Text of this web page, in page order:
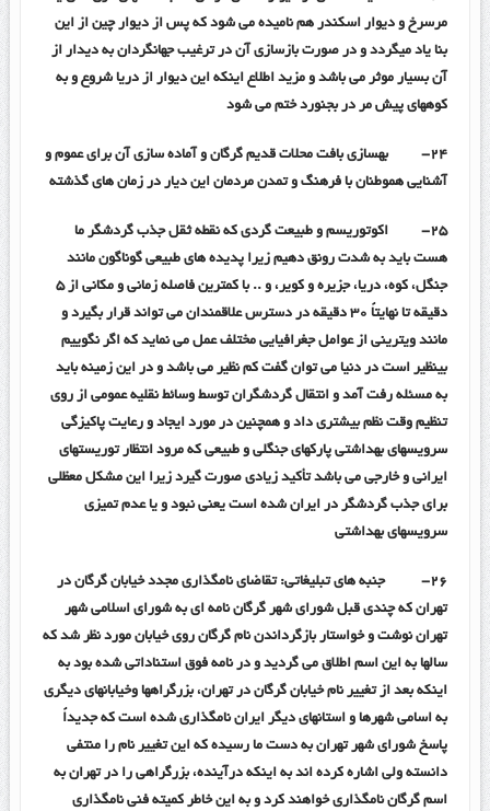
مرسرخ و دیوار اسکندر هم نامیده می شود که پس از دیوار چین از این
بنا یاد میگردد و در صورت بازسازی آن در ترغیب جهانگردان به دیدار از
آن بسیار موثر می باشد و مزید اطلاع اینکه این دیوار از دریا شروع و به
کوههای پیش مر در بجنورد ختم می شود
۲۴-
بهسازی بافت محلات قدیم گرگان و آماده سازی آن برای عموم و
آشنایی هموطنان با فرهنگ و تمدن مردمان این دیار در زمان های گذشته
۲۵-
اکوتوریسم و طبیعت گردی که نقطه ثقل جذب گردشگر ما
هست باید به شدت رونق دهیم زیرا پدیده های طبیعی گوناگون مانند
جنگل، کوه، دریا، جزیره و کویر، و .. با کمترین فاصله زمانی و مکانی از ۵
دقیقه تا نهایتاً ۳۰ دقیقه در دسترس علاقمندان می تواند قرار بگیرد و
مانند ویترینی از عوامل جغرافیایی مختلف عمل می نماید که اگر نگوییم
بینظیر است در دنیا می توان گفت کم نظیر می باشد و در این زمینه باید
به مسئله رفت آمد و انتقال گردشگران توسط وسائط نقلیه عمومی از روی
تنظیم وقت نظم بیشتری داد و همچنین در مورد ایجاد و رعایت پاکیزگی
سرویسهای بهداشتی پارکهای جنگلی و طبیعی که مرود انتظار توریستهای
ایرانی و خارجی می باشد تأکید زیادی صورت گیرد زیرا این مشکل معظلی
برای جذب گردشگر در ایران شده است یعنی نبود و یا عدم تمیزی
سرویسهای بهداشتی
۲۶-
جنبه های تبلیغاتی: تقاضای نامگذاری مجدد خیابان گرگان در
تهران که چندی قبل شورای شهر گرگان نامه ای به شورای اسلامی شهر
تهران نوشت و خواستار بازگرداندن نام گرگان روی خیابان مورد نظر شد که
سالها به این اسم اطلاق می گردید و در نامه فوق استناداتی شده بود به
اینکه بعد از تغییر نام خیابان گرگان در تهران، بزرگراهها وخیابانهای دیگری
به اسامی شهرها و استانهای دیگر ایران نامگذاری شده است که جدیداً
پاسخ شورای شهر تهران به دست ما رسیده که این تغییر نام را منتفی
دانسته ولی اشاره کرده اند به اینکه درآینده، بزرگراهی را در تهران به
اسم گرگان نامگذاری خواهند کرد و به این خاطر کمیته فنی نامگذاری